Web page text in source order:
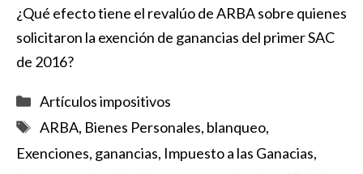
¿Qué efecto tiene el revalúo de ARBA sobre quienes
solicitaron la exención de ganancias del primer SAC
de 2016?
Categorías
Artículos impositivos
Etiquetas
ARBA, Bienes Personales, blanqueo,
Exenciones, ganancias, Impuesto a las Ganacias,